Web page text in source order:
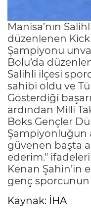
Manisa’nın
düzenlenen Kick
Şampiyonu
Bolu’da
Salihli ilçesi
sahibi oldu ve
Gösterdiği
ardından Milli
Boks Gençler
Şampiyonluğun
güvenen başta
ederim."
Kenan Şahin’in
genç sporcunun
Kaynak: İHA